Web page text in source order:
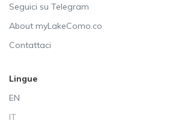
Seguici su Telegram
About myLakeComo.co
Contattaci
Lingue
EN
IT